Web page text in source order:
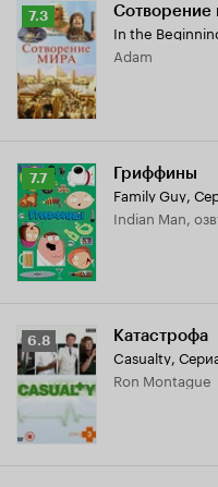
Рейтинг
Кинопоиска
7.3
7.3 Сотворение
In the
Adam
Рейтинг
Кинопоиска
7.7
7.7 Гриффины
Family Guy,
Indian Man,
Рейтинг
Кинопоиска
6.8
6.8 Катастрофа
Casualty,
Ron Montague